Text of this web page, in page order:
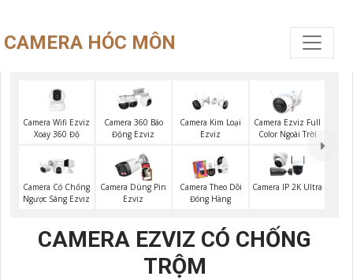
CAMERA HÓC MÔN
Camera Wifi Ezviz
Xoay 360 Độ
Camera 360 Báo
Động Ezviz
Camera Kim Loại
Ezviz
Camera Ezviz Full
Color Ngoài Trời
Camera Có Chống
Ngược Sáng Ezviz
Camera Dùng Pin
Ezviz
Camera Theo Dõi
Đóng Hàng
Camera IP 2K Ultra
CAMERA EZVIZ CÓ CHỐNG
TRỘM